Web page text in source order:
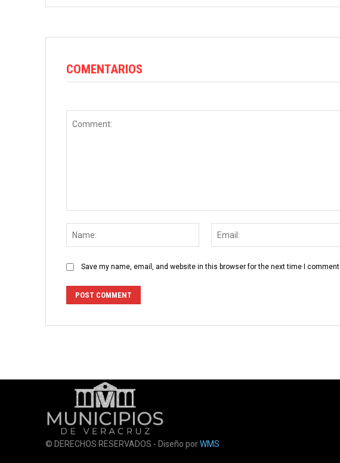
COMENTARIOS
Save my name, email, and website in this browser for the next time I comment.
© DERECHOS RESERVADOS - Diseño porWMS